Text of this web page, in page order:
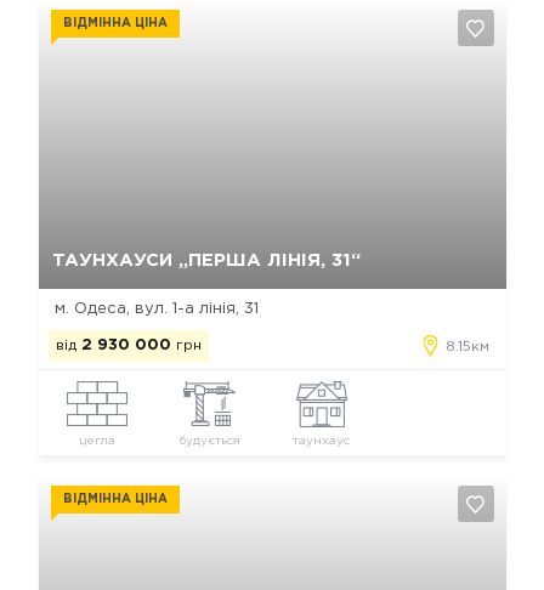
ТАУНХАУСИ „ПЕРША ЛІНІЯ, 31“
ВІДМІННА ЦІНА
м. Одеса, вул. 1-а лінія, 31
від 2 930 000 грн 8.15км
цегла будується таунхаус
ВІДМІННА ЦІНА